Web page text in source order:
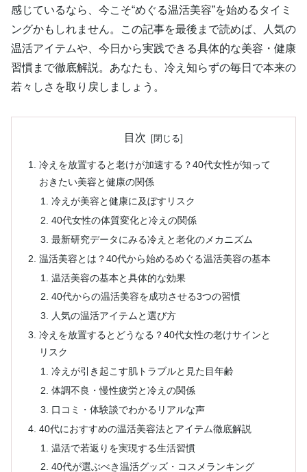
感じているなら、今こそ“めぐる温活美容”を始めるタイミ
ングかもしれません。この記事を最後まで読めば、人気の
温活アイテムや、今日から実践できる具体的な美容・健康
習慣まで徹底解説。あなたも、冷え知らずの毎日で本来の
若々しさを取り戻しましょう。
目次
冷えを放置すると老けが加速する？40代女性が知って
おきたい美容と健康の関係
冷えが美容と健康に及ぼすリスク
40代女性の体質変化と冷えの関係
最新研究データにみる冷えと老化のメカニズム
温活美容とは？40代から始めるめぐる温活美容の基本
温活美容の基本と具体的な効果
40代からの温活美容を成功させる3つの習慣
人気の温活アイテムと選び方
冷えを放置するとどうなる？40代女性の老けサインと
リスク
冷えが引き起こす肌トラブルと見た目年齢
体調不良・慢性疲労と冷えの関係
口コミ・体験談でわかるリアルな声
40代におすすめの温活美容法とアイテム徹底解説
温活で若返りを実現する生活習慣
40代が選ぶべき温活グッズ・コスメランキング